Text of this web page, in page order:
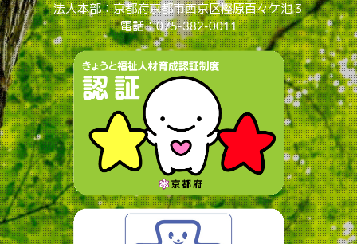
法人本部：京都府京都市西京区樫原百々ケ池３
電話：075-382-0011